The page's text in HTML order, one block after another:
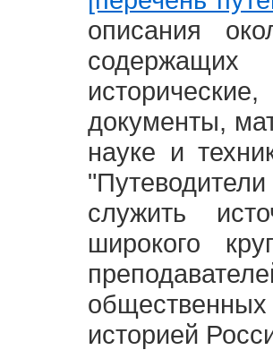
описания
документы,
науке и
служить
широкого
историей